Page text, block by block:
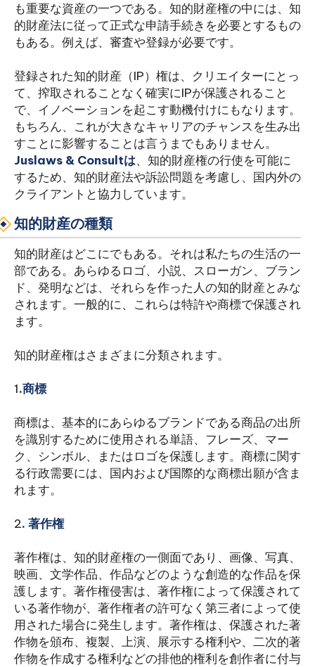
も重要な資産の一つである。知的財産権の中には、知
的財産法に従って正式な申請手続きを必要とするもの
もある。例えば、審査や登録が必要です。
登録された知的財産（IP）権は、クリエイターにとっ
て、搾取されることなく確実にIPが保護されること
で、イノベーションを起こす動機付けにもなります。
もちろん、これが大きなキャリアのチャンスを生み出
すことに影響することは言うまでもありません。
Juslaws & Consultは、知的財産権の行使を可能に
するため、知的財産法や訴訟問題を考慮し、国内外の
クライアントと協力しています。
知的財産の種類
知的財産はどこにでもある。それは私たちの生活の一
部である。あらゆるロゴ、小説、スローガン、ブラン
ド、発明などは、それらを作った人の知的財産とみな
されます。一般的に、これらは特許や商標で保護され
ます。
知的財産権はさまざまに分類されます。
1.商標
商標は、基本的にあらゆるブランドである商品の出所
を識別するために使用される単語、フレーズ、マー
ク、シンボル、またはロゴを保護します。商標に関す
る行政需要には、国内および国際的な商標出願が含ま
れます。
2. 著作権
著作権は、知的財産権の一側面であり、画像、写真、
映画、文学作品、作品などのような創造的な作品を保
護します。著作権侵害は、著作権によって保護されて
いる著作物が、著作権者の許可なく第三者によって使
用された場合に発生します。著作権は、保護された著
作物を頒布、複製、上演、展示する権利や、二次的著
作物を作成する権利などの排他的権利を創作者に付与